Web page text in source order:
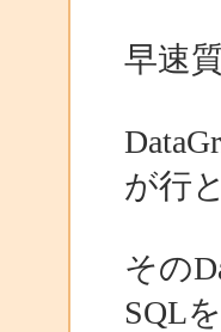
早速
が行
その
SQL